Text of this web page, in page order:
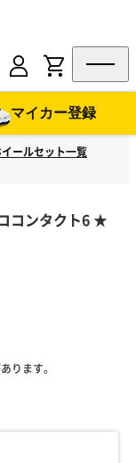
マイカー登録
ールセット一覧
コンタクト6 ★
ります。